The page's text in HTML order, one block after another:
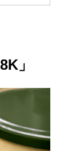
」